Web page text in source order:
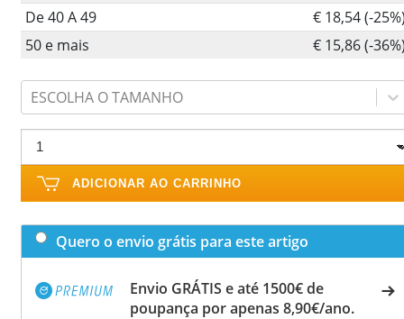
De 40 A 49
€ 18,54 (-
50 e mais
€ 15,86 (-
ESCOLHA O TAMANHO
ADICIONAR AO CARRINHO
Quero o envio grátis para este artigo
Envio GRÁTIS e até 1500€ de
poupança por apenas 8,90€/ano.